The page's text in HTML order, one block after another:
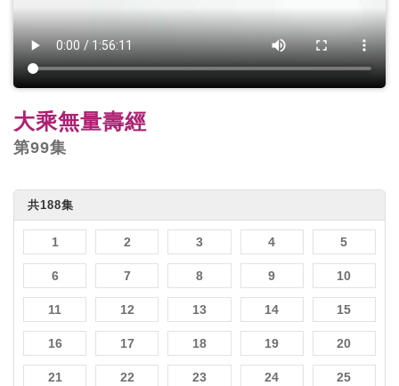
大乘無量壽經
第99集
共188集
1 2 3 4 5
6 7 8 9 10
11 12 13 14 15
16 17 18 19 20
21 22 23 24 25